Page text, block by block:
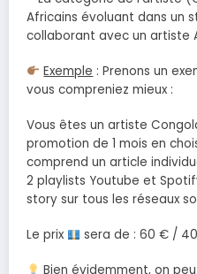
Africains évoluant dans un
collaborant avec un artiste
Exemple : Prenons un
vous compreniez mieux :
Vous êtes un artiste
promotion de 1 mois en
comprend un article
2 playlists Youtube et
story sur tous les réseaux
Le prix sera de : 60 € /
Bien évidemment, on